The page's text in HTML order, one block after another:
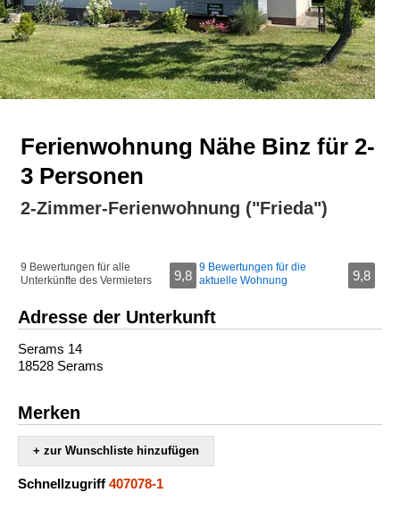
Ferienwohnung Nähe Binz für 2-
3 Personen
2-Zimmer-Ferienwohnung ("Frieda")
9 Bewertungen für alle
Unterkünfte des Vermieters
9,8
9 Bewertungen für die
aktuelle Wohnung
9,8
Adresse der Unterkunft
Serams 14
18528 Serams
Merken
+ zur Wunschliste hinzufügen
Schnellzugriff 407078-1